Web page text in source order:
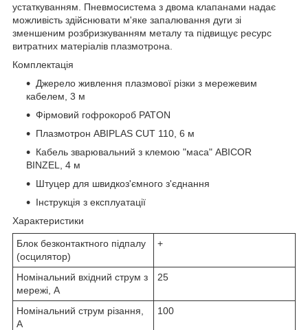
устаткуванням. Пневмосистема з двома клапанами надає
можливість здійснювати м'яке запалювання дуги зі
зменшеним розбризкуванням металу та підвищує ресурс
витратних матеріалів плазмотрона.
Комплектація
Джерело живлення плазмової різки з мережевим
кабелем, 3 м
Фірмовий гофрокороб PATON ­
Плазмотрон ABIPLAS CUT 110, 6 м
Кабель зварювальний з клемою "маса" ABICOR
BINZEL, 4 м
Штуцер для швидкоз'ємного з'єднання
Інструкція з експлуатації
Характеристики
Блок безконтактного підпалу
(осцилятор)
+
Номінальний вхідний струм з
мережі, А
25
Номінальний струм різання,
А
100